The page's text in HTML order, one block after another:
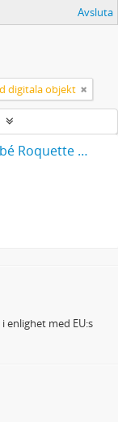
Avsluta
digitala objekt
Amours De Monsieur L'abbé Roquette avec Mademoiselle de Montauzier par Monsieur L'abbé Le Camus 1667
enlighet med EU:s